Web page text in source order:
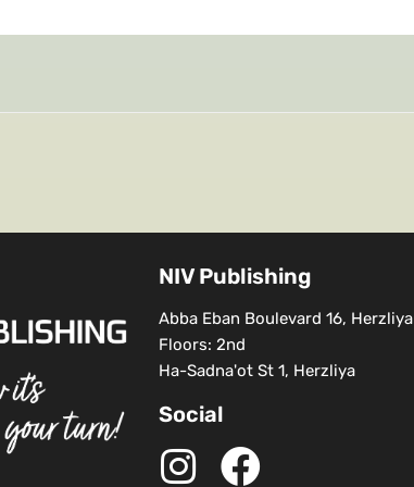
NIV Publishing
Abba Eban Boulevard 16, Herzliya
Floors: 2nd
Ha-Sadna'ot St 1, Herzliya
Social